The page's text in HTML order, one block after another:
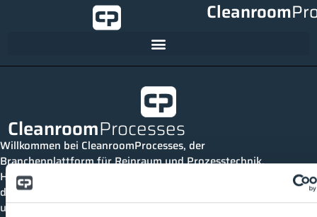
Cleanroom
CleanroomProcesses
Willkommen bei CleanroomProcesses, der
Branchenplattform für Reinraum und Prozesstechnik.
Hier bleibst du immer auf dem neuesten Stand, kannst
dich mit anderen verknüpfen und alle relevanten Themen
und Events der Branche entdecken.